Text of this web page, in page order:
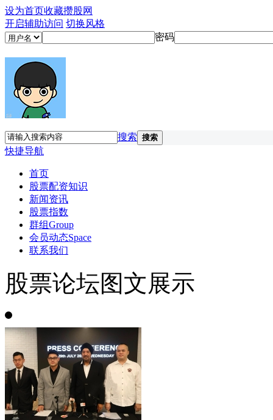
设为首页收藏攒股网
开启辅助访问 切换风格
密码
搜索 搜索
快捷导航
首页
股票配资知识
新闻资讯
股票指数
群组Group
会员动态Space
联系我们
股票论坛图文展示